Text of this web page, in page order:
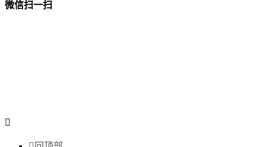
微信扫一扫
